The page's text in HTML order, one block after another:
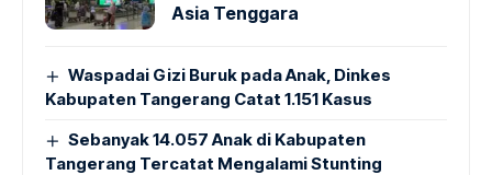
Asia Tenggara
Waspadai Gizi Buruk pada Anak, Dinkes
Kabupaten Tangerang Catat 1.151 Kasus
Sebanyak 14.057 Anak di Kabupaten
Tangerang Tercatat Mengalami Stunting